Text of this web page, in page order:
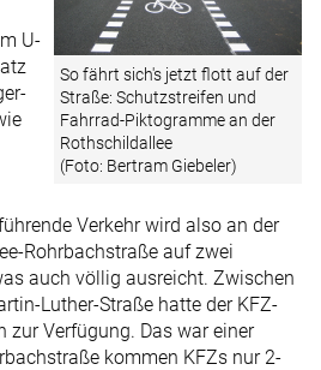
So fährt sich's jetzt flott auf der
Straße: Schutzstreifen und
Fahrrad-Piktogramme an der
Rothschildallee
(Foto: Bertram Giebeler)
U-
Verkehr wird also an der
Rohrbachstraße auf zwei
auch völlig ausreicht. Zwischen
Luther-Straße hatte der KFZ-
zur Verfügung. Das war einer
kommen KFZs nur 2-